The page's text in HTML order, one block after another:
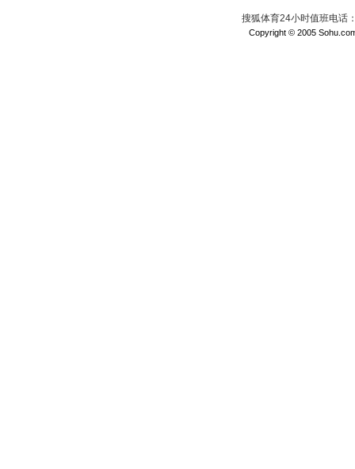
搜狐体育24小时值班电话
Copyright © 2005